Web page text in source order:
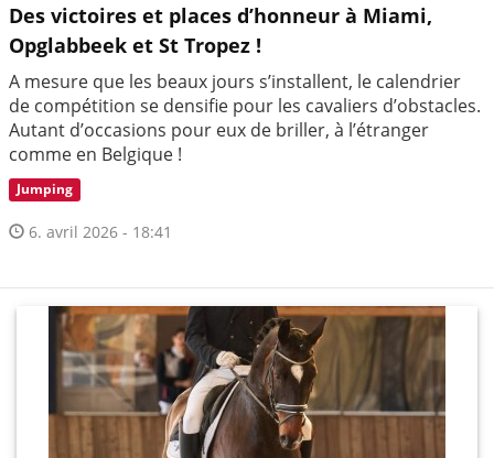
Des victoires et places d’honneur à Miami,
Opglabbeek et St Tropez !
A mesure que les beaux jours s’installent, le calendrier
de compétition se densifie pour les cavaliers d’obstacles.
Autant d’occasions pour eux de briller, à l’étranger
comme en Belgique !
Jumping
6. avril 2026 - 18:41